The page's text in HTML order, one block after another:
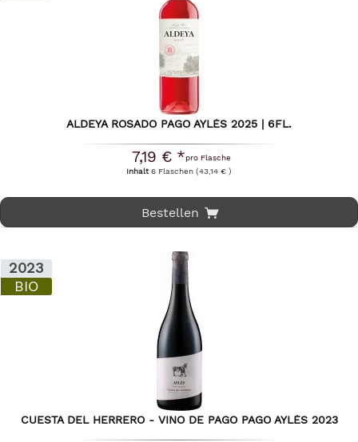
ALDEYA ROSADO PAGO AYLÉS 2025 | 6FL.
7,19 € *pro Flasche
Inhalt6 Flaschen(43,14 € )
Bestellen
2023
BIO
CUESTA DEL HERRERO - VINO DE PAGO PAGO AYLÉS 2023